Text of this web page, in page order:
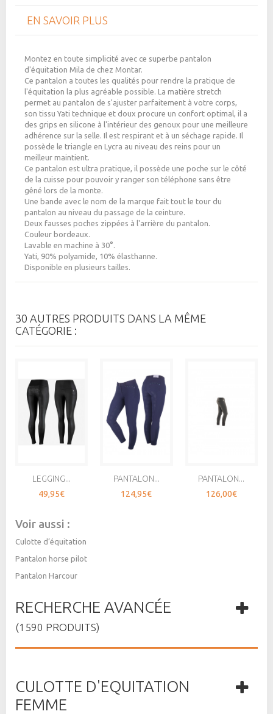
EN SAVOIR PLUS
Montez en toute simplicité avec ce superbe pantalon
d'équitation Mila de chez Montar.
Ce pantalon a toutes les qualités pour rendre la pratique de
l'équitation la plus agréable possible. La matière stretch
permet au pantalon de s'ajuster parfaitement à votre corps,
son tissu Yati technique et doux procure un confort optimal , il a
des grips en silicone à l'intérieur des genoux pour une meilleure
adhérence sur la selle. Il est respirant et à un séchage rapide. Il
possède le triangle en Lycra au niveau des reins pour un
meilleur maintient.
Ce pantalon est ultra pratique, il possède une poche sur le côté
de la cuisse pour pouvoir y ranger son téléphone sans être
gêné lors de la monte.
Une bande avec le nom de la marque fait tout le tour du
pantalon au niveau du passage de la ceinture.
Deux fausses poches zippées à l'arrière du pantalon.
Couleur bordeaux.
Lavable en machine à 30°.
Yati, 90% polyamide, 10% élasthanne.
Disponible en plusieurs tailles.
30 AUTRES PRODUITS DANS LA MÊME
CATÉGORIE :
LEGGING...
49,95€
PANTALON...
124,95€
PANTALON...
126,00€
Voir aussi :
Culotte d’équitation
Pantalon horse pilot
Pantalon Harcour
RECHERCHE AVANCÉE
(1590 PRODUITS)
CULOTTE D'EQUITATION
FEMME